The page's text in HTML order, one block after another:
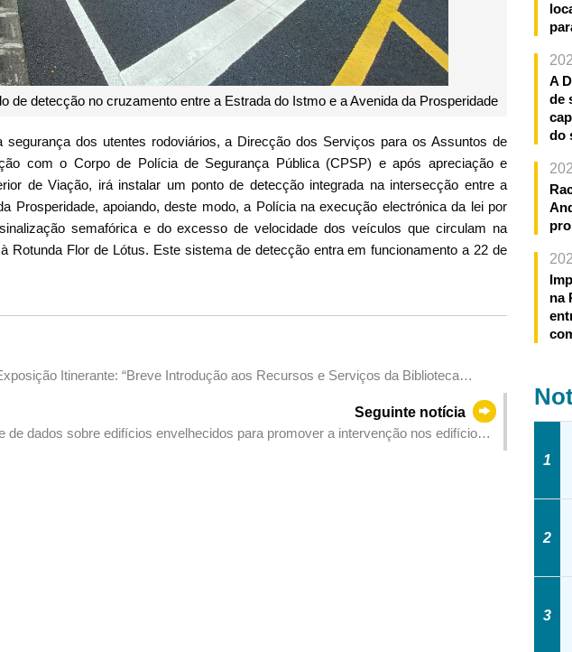
de detecção no cruzamento entre a Estrada do Istmo e a Avenida da Prosperidade
segurança dos utentes rodoviários, a Direcção dos Serviços para os Assuntos de
com o Corpo de Polícia de Segurança Pública (CPSP) e após apreciação e
de Viação, irá instalar um ponto de detecção integrada na intersecção entre a
Prosperidade, apoiando, deste modo, a Polícia na execução electrónica da lei por
semafórica e do excesso de velocidade dos veículos que circulam na
Rotunda Flor de Lótus. Este sistema de detecção entra em funcionamento a 22 de
Itinerante: “Breve Introdução aos Recursos e Serviços da Biblioteca
Seguinte notícia
de dados sobre edifícios envelhecidos para promover a intervenção nos edifícios
A
de
do
na
1
2
3